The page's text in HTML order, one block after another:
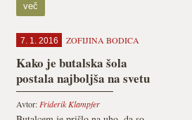
več
7. 1. 2016 ZOFIJINA BODICA
Kako je butalska šola
postala najboljša na svetu
Avtor: Friderik Klampfer